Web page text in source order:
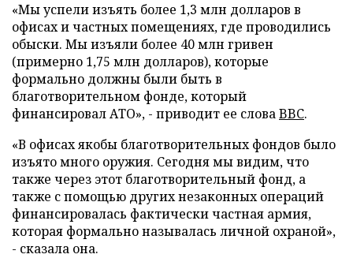
«Мы успели изъять более 1,3 млн долларов в
офисах и частных помещениях, где проводились
обыски. Мы изъяли более 40 млн гривен
(примерно 1,75 млн долларов), которые
формально должны были быть в
благотворительном фонде, который
финансировал АТО», - приводит ее словаBBC.
«В офисах якобы благотворительных фондов было
изъято много оружия. Сегодня мы видим, что
также через этот благотворительный фонд, а
также с помощью других незаконных операций
финансировалась фактически частная армия,
которая формально называлась личной охраной»,
- сказала она.